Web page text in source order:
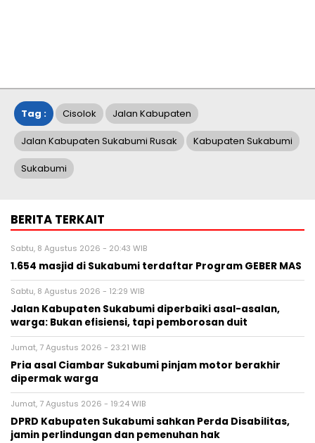
Tag : Cisolok Jalan Kabupaten
Jalan Kabupaten Sukabumi Rusak Kabupaten Sukabumi
Sukabumi
BERITA TERKAIT
Sabtu, 8 Agustus 2026 - 20:43 WIB
1.654 masjid di Sukabumi terdaftar Program GEBER MAS
Sabtu, 8 Agustus 2026 - 12:29 WIB
Jalan Kabupaten Sukabumi diperbaiki asal-asalan,
warga: Bukan efisiensi, tapi pemborosan duit
Jumat, 7 Agustus 2026 - 23:21 WIB
Pria asal Ciambar Sukabumi pinjam motor berakhir
dipermak warga
Jumat, 7 Agustus 2026 - 19:24 WIB
DPRD Kabupaten Sukabumi sahkan Perda Disabilitas,
jamin perlindungan dan pemenuhan hak